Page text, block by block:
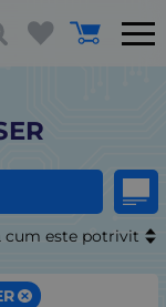
cum este potrivit